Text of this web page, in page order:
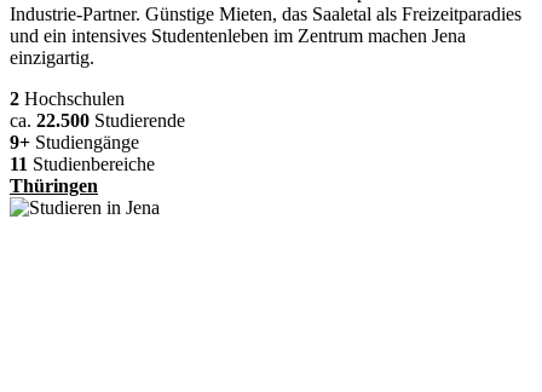
Industrie-Partner. Günstige Mieten, das Saaletal als Freizeitparadies
und ein intensives Studentenleben im Zentrum machen Jena
einzigartig.
2 Hochschulen
ca. 22.500 Studierende
9+ Studiengänge
11 Studienbereiche
Thüringen